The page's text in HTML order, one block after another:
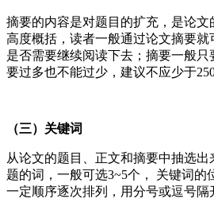
摘要的内容是对题目的扩充，是论
高度概括，读者一般通过论文摘要就
是否需要继续阅读下去；摘要一般
要过多也不能过少，建议不应少于250
（三）关键词
从论文的题目、正文和摘要中抽选
题的词，一般可选3~5个， 关键词的
一定顺序逐次排列，用分号或逗号隔